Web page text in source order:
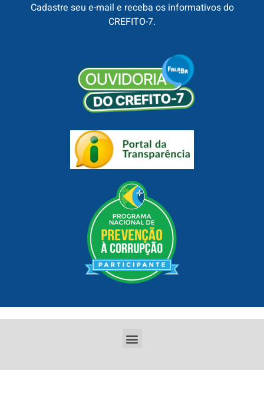
Cadastre seu e-mail e receba os informativos do
CREFITO-7.